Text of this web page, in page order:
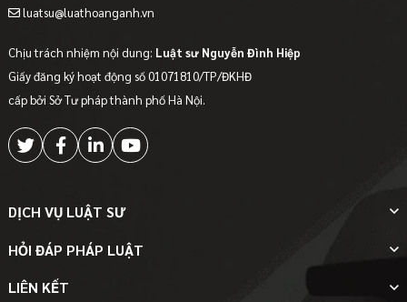
luatsu@luathoanganh.vn
Chịu trách nhiệm nội dung: Luật sư Nguyễn Đình Hiệp
Giấy đăng ký hoạt động số 01071810/TP/ĐKHĐ
cấp bởi Sở Tư pháp thành phố Hà Nội.
DỊCH VỤ LUẬT SƯ
HỎI ĐÁP PHÁP LUẬT
LIÊN KẾT